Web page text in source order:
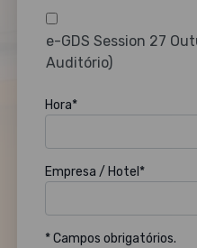
e-GDS Session 27
Auditório)
Hora*
Empresa / Hotel*
* Campos obrigatórios.